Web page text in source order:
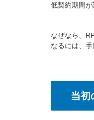
低契約期間が
なぜなら、
なるには、手
当初